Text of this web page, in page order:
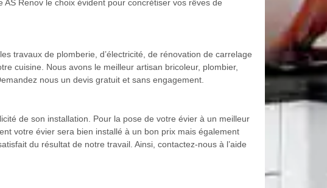
Renov le choix évident pour concrétiser vos rêves de
travaux de plomberie, d’électricité, de rénovation de carrelage
cuisine. Nous avons le meilleur artisan bricoleur, plombier,
nous un devis gratuit et sans engagement.
de son installation. Pour la pose de votre évier à un meilleur
votre évier sera bien installé à un bon prix mais également
du résultat de notre travail. Ainsi, contactez-nous à l’aide